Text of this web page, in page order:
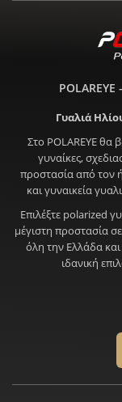
Γυαλιά
Στο POLAREYE θα
γυναίκες,
προστασία από τον
και γυναικεία
Επιλέξτε polarized
μέγιστη προστασία
όλη την Ελλάδα και
ιδανική